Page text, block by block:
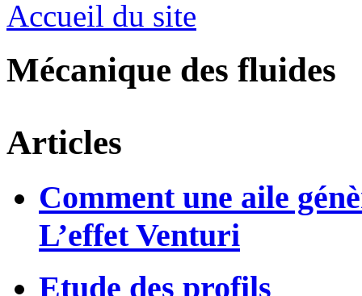
Accueil du site
Mécanique des fluides
Articles
Comment une aile
L’effet Venturi
Etude des profils